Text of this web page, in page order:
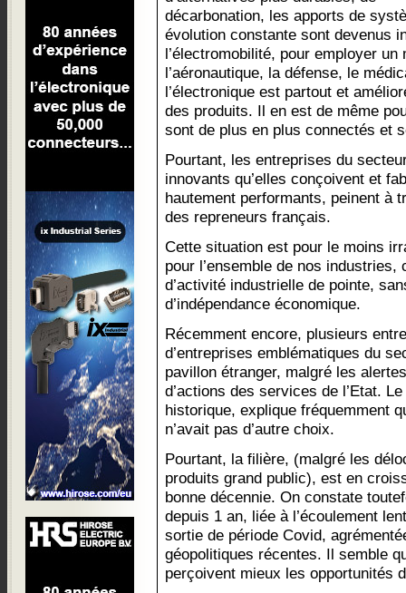
décarbonation, les apports de
évolution constante sont devenus
l’électromobilité, pour employer un
l’aéronautique, la défense, le
l’électronique est partout et
des produits. Il en est de même
sont de plus en plus connectés et
Pourtant, les entreprises du
innovants qu’elles conçoivent et
hautement performants, peinent à
des repreneurs français.
Cette situation est pour le moins
pour l’ensemble de nos
d’activité industrielle de pointe,
d’indépendance économique.
Récemment encore, plusieurs
d’entreprises emblématiques du
pavillon étranger, malgré les
d’actions des services de l’Etat.
historique, explique fréquemment
n’avait pas d’autre choix.
Pourtant, la filière, (malgré les
produits grand public), est en
bonne décennie. On constate
depuis 1 an, liée à l’écoulement
sortie de période Covid,
géopolitiques récentes. Il semble
perçoivent mieux les opportunités